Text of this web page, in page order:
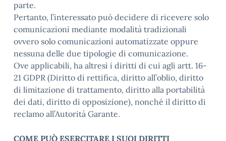
parte.
Pertanto, l’interessato può decidere di ricevere solo
comunicazioni mediante modalità tradizionali
ovvero solo comunicazioni automatizzate oppure
nessuna delle due tipologie di comunicazione.
Ove applicabili, ha altresì i diritti di cui agli artt. 16-
21 GDPR (Diritto di rettifica, diritto all’oblio, diritto
di limitazione di trattamento, diritto alla portabilità
dei dati, diritto di opposizione), nonché il diritto di
reclamo all’Autorità Garante.
COME PUÒ ESERCITARE I SUOI DIRITTI